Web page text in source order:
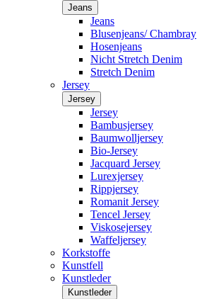
Jeans
Jeans
Blusenjeans/ Chambray
Hosenjeans
Nicht Stretch Denim
Stretch Denim
Jersey
Jersey
Jersey
Bambusjersey
Baumwolljersey
Bio-Jersey
Jacquard Jersey
Lurexjersey
Rippjersey
Romanit Jersey
Tencel Jersey
Viskosejersey
Waffeljersey
Korkstoffe
Kunstfell
Kunstleder
Kunstleder